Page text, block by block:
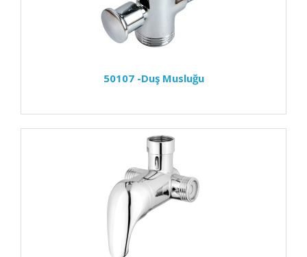
50107 -Duş Musluğu